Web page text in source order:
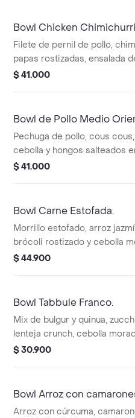
Bowl Chicken
Filete de pernil de pollo,
papas rostizadas, ensalada
pepino, rábano, aguacate,
$ 41.000
Bowl de Pollo Medio
Pechuga de pollo, cous
cebolla y hongos salteados
condimentos. Ají yemenita y
$ 41.000
Bowl Carne Estofada.
Morrillo estofado, arroz
brócoli rostizado y cebolla
encurtida.
$ 44.900
Bowl Tabbule Franco.
Mix de bulgur y quinua,
lenteja crunch, cebolla
frescas, almendras, labneh,
$ 30.900
Bowl Arroz con
Arroz con cúrcuma,